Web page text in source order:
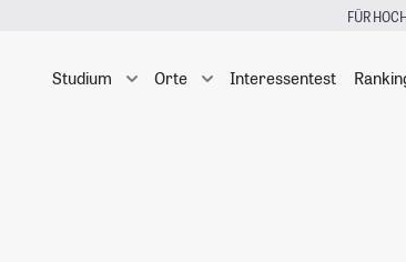
FÜR
Studium Orte Interessentest